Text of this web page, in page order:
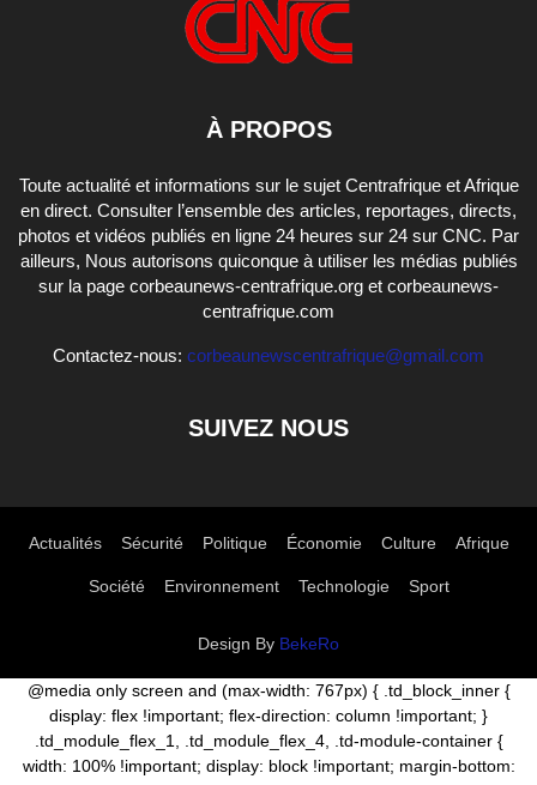
À PROPOS
Toute actualité et informations sur le sujet Centrafrique et Afrique
en direct. Consulter l’ensemble des articles, reportages, directs,
photos et vidéos publiés en ligne 24 heures sur 24 sur CNC. Par
ailleurs, Nous autorisons quiconque à utiliser les médias publiés
sur la page corbeaunews-centrafrique.org et corbeaunews-
centrafrique.com
Contactez-nous: corbeaunewscentrafrique@gmail.com
SUIVEZ NOUS
Actualités Sécurité Politique Économie Culture Afrique
Société Environnement Technologie Sport
Design By BekeRo
@media only screen and (max-width: 767px) { .td_block_inner {
display: flex !important; flex-direction: column !important; }
.td_module_flex_1, .td_module_flex_4, .td-module-container {
width: 100% !important; display: block !important; margin-bottom: